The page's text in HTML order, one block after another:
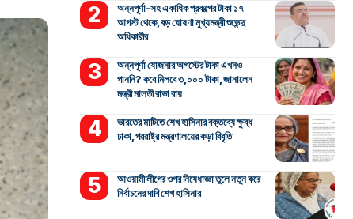
অন্নপূর্ণা-সহ একাধিক প্রকল্পের টাকা ১৭
আগস্ট থেকে, বড় ঘোষণা মুখ্যমন্ত্রী শুভেন্দু
অধিকারীর
অন্নপূর্ণা যোজনার অগস্টের টাকা এখনও
পাননি? কবে মিলবে ৩,০০০ টাকা, জানালেন
মন্ত্রী মালতী রাভা রায়
ভারতের মাটিতে শেখ হাসিনার বক্তব্যে ক্ষুব্ধ
ঢাকা, পররাষ্ট্র মন্ত্রণালয়ের কড়া বিবৃতি
আওয়ামী লীগের ওপর নিষেধাজ্ঞা তুলে নতুন করে
নির্বাচনের দাবি শেখ হাসিনার